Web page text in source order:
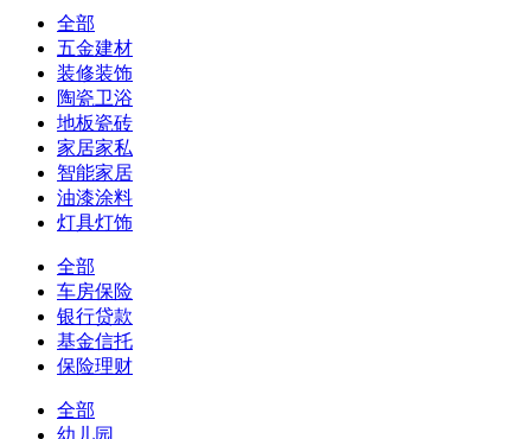
全部
五金建材
装修装饰
陶瓷卫浴
地板瓷砖
家居家私
智能家居
油漆涂料
灯具灯饰
全部
车房保险
银行贷款
基金信托
保险理财
全部
幼儿园